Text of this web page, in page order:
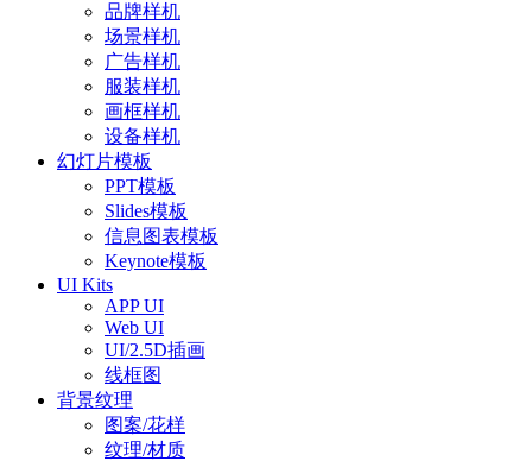
品牌样机
场景样机
广告样机
服装样机
画框样机
设备样机
幻灯片模板
PPT模板
Slides模板
信息图表模板
Keynote模板
UI Kits
APP UI
Web UI
UI/2.5D插画
线框图
背景纹理
图案/花样
纹理/材质